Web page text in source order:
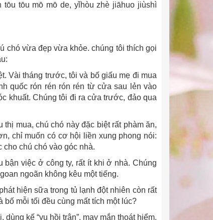
tōu tōu mō mō de, yǐhòu zhè jiāhuo jiùshì
chó vừa đẹp vừa khỏe. chúng tôi thích gọi
Vài tháng trước, tôi và bố giấu mẹ đi mua
quốc rón rén rón rén từ cửa sau lẻn vào
khuất. Chúng tôi đi ra cửa trước, đảo qua
mua, chú chó này đặc biệt rất phàm ăn,
chỉ muốn có cơ hội liền xung phong nói:
cho chú chó vào góc nhà.
việc ở công ty, rất ít khi ở nhà. Chúng
ngoãn không kêu một tiếng.
hiện sữa trong tủ lạnh đột nhiên còn rất
mỗi tối đều cùng mất tích một lúc?
kế “vu hồi trận”, may mắn thoát hiểm.